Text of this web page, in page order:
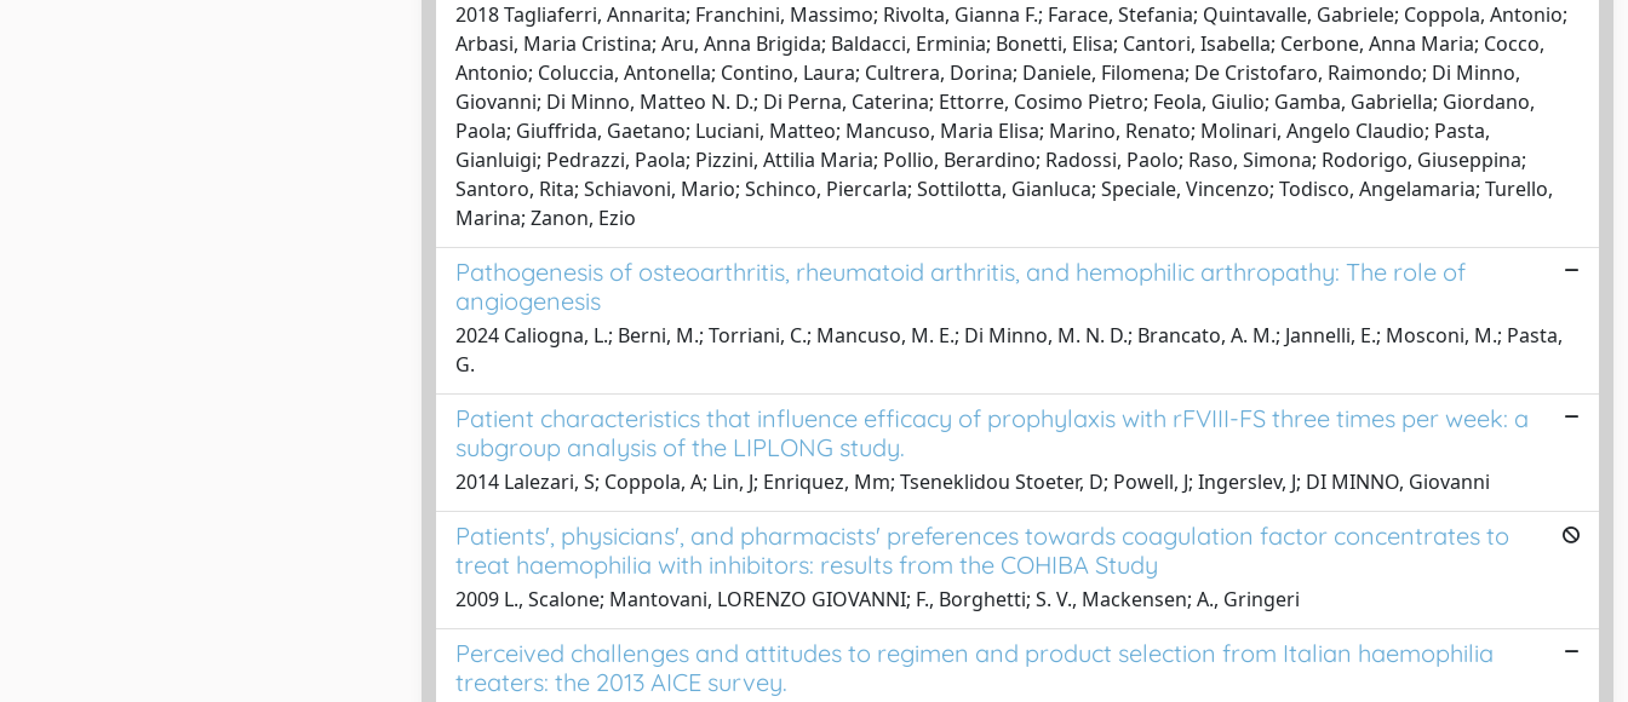
2018 Tagliaferri, Annarita; Franchini, Massimo; Rivolta, Gianna F.; Farace, Stefania; Quintavalle, Gabriele; Coppola, Antonio;
Arbasi, Maria Cristina; Aru, Anna Brigida; Baldacci, Erminia; Bonetti, Elisa; Cantori, Isabella; Cerbone, Anna Maria; Cocco,
Antonio; Coluccia, Antonella; Contino, Laura; Cultrera, Dorina; Daniele, Filomena; De Cristofaro, Raimondo; Di Minno,
Giovanni; Di Minno, Matteo N. D.; Di Perna, Caterina; Ettorre, Cosimo Pietro; Feola, Giulio; Gamba, Gabriella; Giordano,
Paola; Giuffrida, Gaetano; Luciani, Matteo; Mancuso, Maria Elisa; Marino, Renato; Molinari, Angelo Claudio; Pasta,
Gianluigi; Pedrazzi, Paola; Pizzini, Attilia Maria; Pollio, Berardino; Radossi, Paolo; Raso, Simona; Rodorigo, Giuseppina;
Santoro, Rita; Schiavoni, Mario; Schinco, Piercarla; Sottilotta, Gianluca; Speciale, Vincenzo; Todisco, Angelamaria; Turello,
Marina; Zanon, Ezio
Pathogenesis of osteoarthritis, rheumatoid arthritis, and hemophilic arthropathy: The role of
angiogenesis
2024 Caliogna, L.; Berni, M.; Torriani, C.; Mancuso, M. E.; Di Minno, M. N. D.; Brancato, A. M.; Jannelli, E.; Mosconi, M.; Pasta,
G.
Patient characteristics that influence efficacy of prophylaxis with rFVIII-FS three times per week: a
subgroup analysis of the LIPLONG study.
2014 Lalezari, S; Coppola, A; Lin, J; Enriquez, Mm; Tseneklidou Stoeter, D; Powell, J; Ingerslev, J; DI MINNO, Giovanni
Patients', physicians', and pharmacists' preferences towards coagulation factor concentrates to
treat haemophilia with inhibitors: results from the COHIBA Study
2009 L., Scalone; Mantovani, LORENZO GIOVANNI; F., Borghetti; S. V., Mackensen; A., Gringeri
Perceived challenges and attitudes to regimen and product selection from Italian haemophilia
treaters: the 2013 AICE survey.